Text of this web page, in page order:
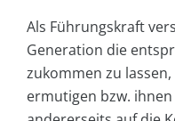
Als Führungskraft
Generation die
zukommen zu
ermutigen bzw.